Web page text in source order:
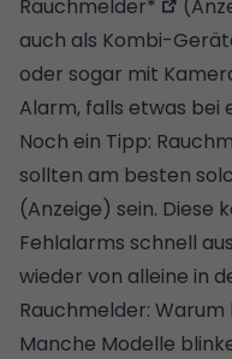
Rauchmelder*
auch als Kombi-
oder sogar mit
Alarm, falls etwas bei
Noch ein Tipp:
sollten am besten
(Anzeige) sein. Diese
Fehlalarms schnell
wieder von alleine in
Rauchmelder:
Manche Modelle